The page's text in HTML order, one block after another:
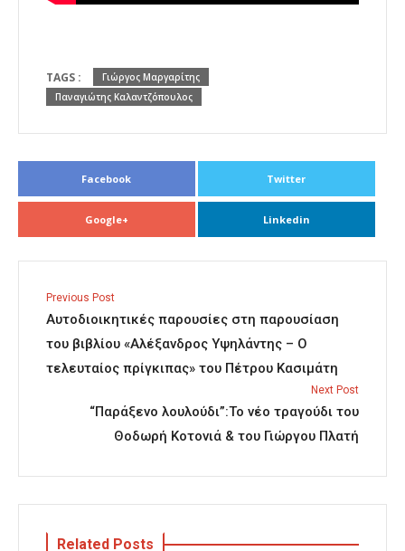
TAGS :
Γιώργος Μαργαρίτης
Παναγιώτης Καλαντζόπουλος
Facebook Twitter
Google+ Linkedin
Previous Post
Αυτοδιοικητικές παρουσίες στη παρουσίαση
του βιβλίου «Αλέξανδρος Υψηλάντης – Ο
τελευταίος πρίγκιπας» του Πέτρου Κασιμάτη
Next Post
“Παράξενο λουλούδι”:Το νέο τραγούδι του
Θοδωρή Κοτονιά & του Γιώργου Πλατή
Related Posts